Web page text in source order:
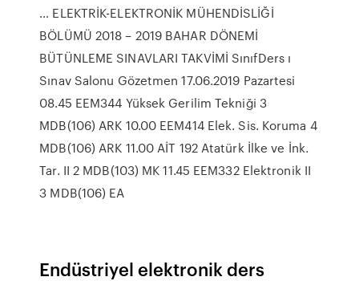
… ELEKTRİK-ELEKTRONİK MÜHENDİSLİĞİ
BÖLÜMÜ 2018 – 2019 BAHAR DÖNEMİ
BÜTÜNLEME SINAVLARI TAKVİMİ SınıfDers ı
Sınav Salonu Gözetmen 17.06.2019 Pazartesi
08.45 EEM344 Yüksek Gerilim Tekniği 3
MDB(106) ARK 10.00 EEM414 Elek. Sis. Koruma 4
MDB(106) ARK 11.00 AİT 192 Atatürk İlke ve İnk.
Tar. II 2 MDB(103) MK 11.45 EEM332 Elektronik II
3 MDB(106) EA
Endüstriyel elektronik ders